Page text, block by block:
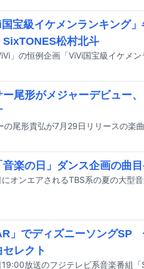
国宝級イケメンランキング
SixTONES松村北斗
」の恒例企画「ViVi国宝級イケメ
ー尾形がメジャーデビュー
音楽の日」ダンス企画の曲
」でディズニーソング
レクト